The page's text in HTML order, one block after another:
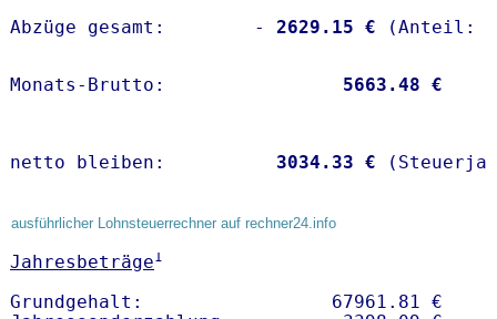
Abzüge gesamt:        -
2629.15 €
Monats-Brutto: 5663.48 €
netto bleiben: 3034.33 €
ausführlicher Lohnsteuerrechner auf rechner24.info
Jahresbeträge1
Grundgehalt:                 67961.81 €